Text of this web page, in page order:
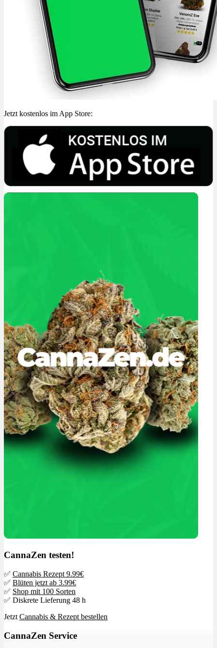
Jetzt kostenlos im App Store:
CannaZen testen!
✅ Cannabis Rezept 9.99€
✅ Blüten jetzt ab 3.99€
✅ Shop mit 100 Sorten
✅ Diskrete Lieferung 48 h
Jetzt Cannabis & Rezept bestellen
CannaZen Service